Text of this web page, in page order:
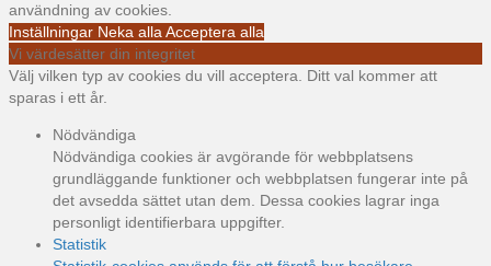
användning av cookies.
Inställningar Neka alla Acceptera alla
Vi värdesätter din integritet
Välj vilken typ av cookies du vill acceptera. Ditt val kommer att
sparas i ett år.
Nödvändiga
Nödvändiga cookies är avgörande för webbplatsens
grundläggande funktioner och webbplatsen fungerar inte på
det avsedda sättet utan dem. Dessa cookies lagrar inga
personligt identifierbara uppgifter.
Statistik